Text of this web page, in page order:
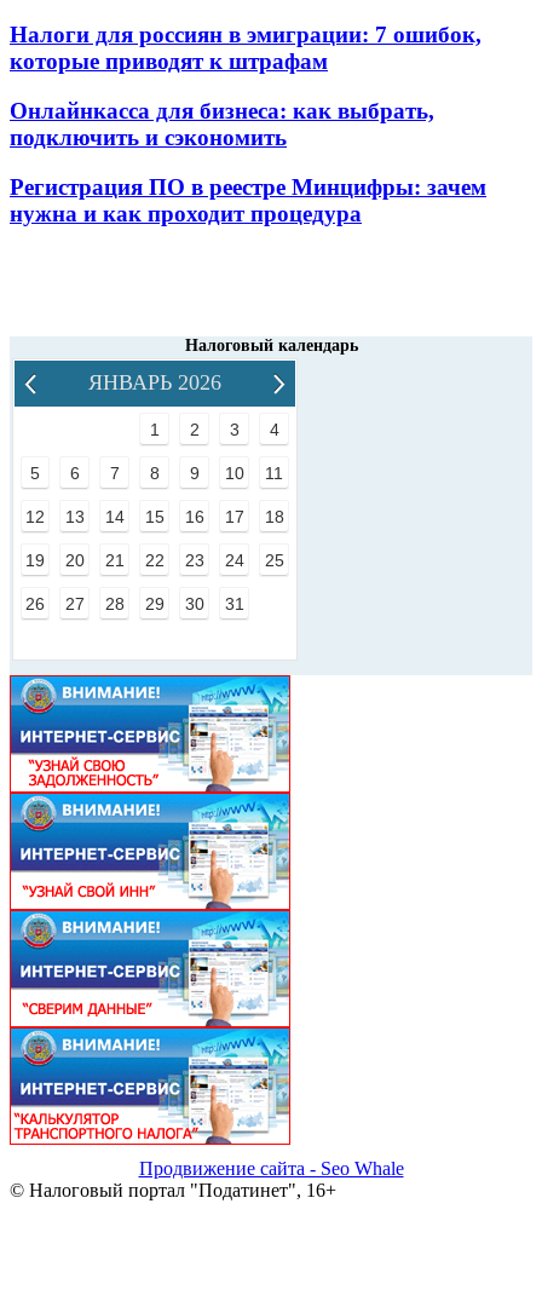
Налоги для россиян в эмиграции: 7 ошибок,
которые приводят к штрафам
Онлайнкасса для бизнеса: как выбрать,
подключить и сэкономить
Регистрация ПО в реестре Минцифры: зачем
нужна и как проходит процедура
Налоговый календарь
ЯНВАРЬ 2026
1 2 3 4
5 6 7 8 9 10 11
12 13 14 15 16 17 18
19 20 21 22 23 24 25
26 27 28 29 30 31
Продвижение сайта - Seo Whale
© Налоговый портал "Податинет", 16+